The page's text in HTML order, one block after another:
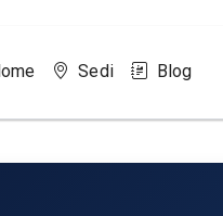
Sedi Blog